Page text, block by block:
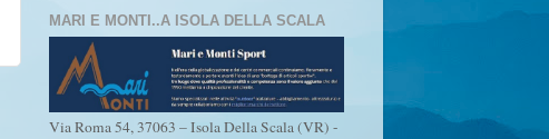
MARI E MONTI..A ISOLA DELLA SCALA
Via Roma 54, 37063 – Isola Della Scala (VR) -